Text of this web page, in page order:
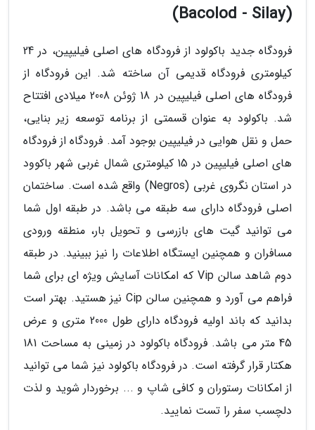
(Bacolod - Silay)
فرودگاه جدید باکولود از فرودگاه های اصلی فیلیپین، در 24
کیلومتری فرودگاه قدیمی آن ساخته شد. این فرودگاه از
فرودگاه های اصلی فیلیپین در 18 ژوئن 2008 میلادی افتتاح
شد. باکولود به عنوان قسمتی از برنامه توسعه زیر بنایی،
حمل و نقل هوایی در فیلیپین بوجود آمد. فرودگاه از فرودگاه
های اصلی فیلیپین در 15 کیلومتری شمال غربی شهر باکوود
در استان نگروی غربی (Negros) واقع شده است. ساختمان
اصلی فرودگاه دارای سه طبقه می باشد. در طبقه اول شما
می توانید گیت های بازرسی و تحویل بار، منطقه ورودی
مسافران و همچنین ایستگاه اطلاعات را نیز ببینید. در طبقه
دوم شاهد سالن Vip که امکانات آسایش ویژه ای برای شما
فراهم می آورد و همچنین سالن Cip نیز هستید. بهتر است
بدانید که باند اولیه فرودگاه دارای طول 2000 متری و عرض
45 متر می باشد. فرودگاه باکولود در زمینی به مساحت 181
هکتار قرار گرفته است. در فرودگاه باکولود نیز شما می توانید
از امکانات رستوران و کافی شاپ و ... برخوردار شوید و لذت
دلچسب سفر را تست نمایید.